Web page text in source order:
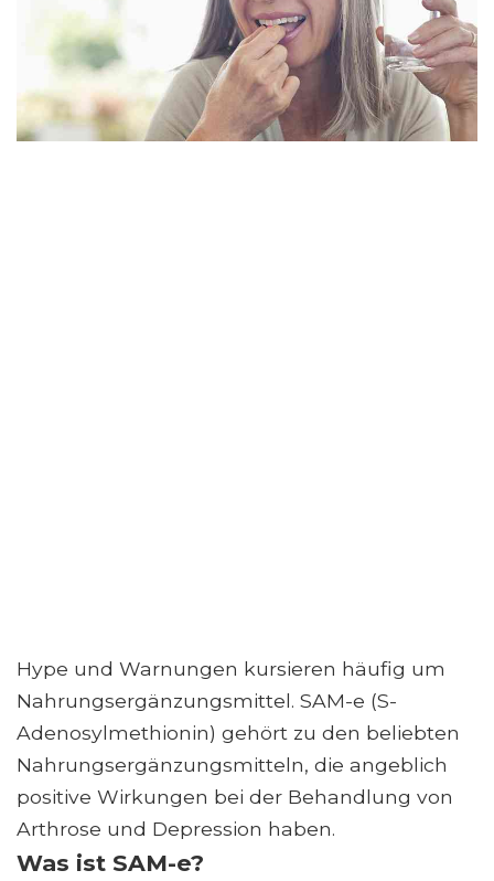
Hype und Warnungen kursieren häufig um
Nahrungsergänzungsmittel. SAM-e (S-
Adenosylmethionin) gehört zu den beliebten
Nahrungsergänzungsmitteln, die angeblich
positive Wirkungen bei der Behandlung von
Arthrose und Depression haben.
Was ist SAM-e?